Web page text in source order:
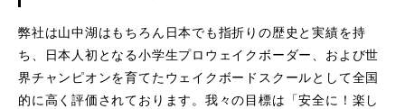
弊社は山中湖はもちろん日本でも指折りの歴史と実績を持
ち、日本人初となる小学生プロウェイクボーダー、および世
界チャンピオンを育てたウェイクボードスクールとして全国
的に高く評価されております。我々の目標は「安全に！楽し